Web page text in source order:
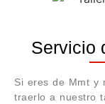
Servicio
Si eres de Mmt y
traerlo a nuestro